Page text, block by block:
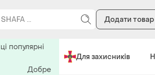
Додати товар
Для захисників
популярні
Добре